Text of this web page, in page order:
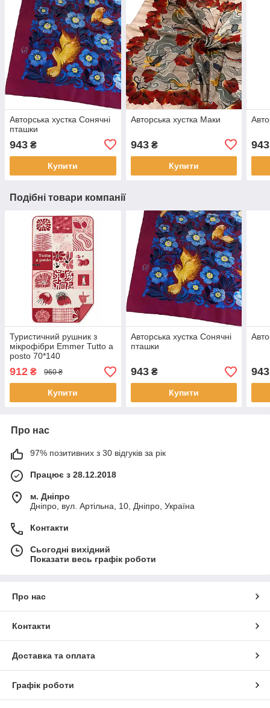
Авторська хустка Сонячні
пташки
943 ₴
Купити
Авторська хустка Маки
943₴
Купити
943
Подібні товари компанії
Туристичний рушник з
мікрофібри Emmer Tutto a
posto 70*140
912 ₴ 960 ₴
Купити
Авторська хустка Сонячні
пташки
943₴
Купити
943
Про нас
97% позитивних з 30 відгуків за рік
Працює з 28.12.2018
м. Дніпро
Дніпро, вул. Артільна, 10, Дніпро, Україна
Контакти
Сьогодні вихідний
Показати весь графік роботи
Про нас
Контакти
Доставка та оплата
Графік роботи